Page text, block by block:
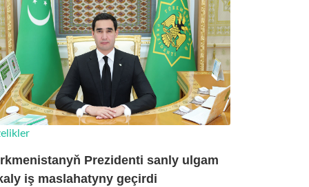
Prezidenti sanly ulgam
iş maslahatyny geçirdi